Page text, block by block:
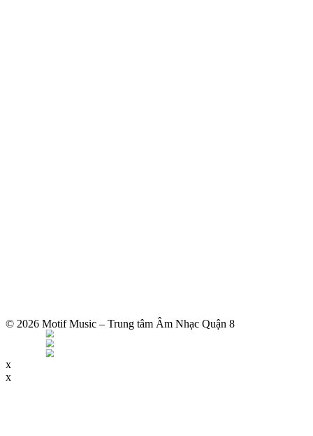
© 2026 Motif Music – Trung tâm Âm Nhạc Quận 8
x
x